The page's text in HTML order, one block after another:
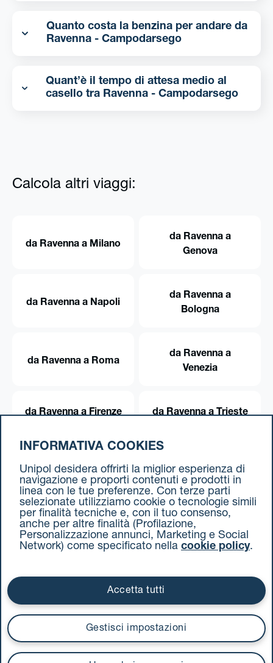
Quanto costa la benzina per andare da
Ravenna - Campodarsego
Quant’è il tempo di attesa medio al
casello tra Ravenna - Campodarsego
Calcola altri viaggi:
da Ravenna a Milano
da Ravenna a
Genova
da Ravenna a Napoli
da Ravenna a
Bologna
da Ravenna a Roma
da Ravenna a
Venezia
da Ravenna a Firenze da Ravenna a Trieste
Documenti contrattuali
Via Stalingrado 37 - 40128 Bologna
Tel 051 5077111 - Fax 051 375349
unipolmove@pec.unipol.it
C.F. 03506831209 e P. IVA 03740811207 R.E.A. 524585
INFORMATIVA COOKIES
Unipol desidera offrirti la miglior esperienza di
navigazione e proporti contenuti e prodotti in
linea con le tue preferenze. Con terze parti
selezionate utilizziamo cookie o tecnologie simili
per finalità tecniche e, con il tuo consenso,
anche per altre finalità (Profilazione,
Personalizzazione annunci, Marketing e Social
Network) come specificato nella cookie policy.
Gestisci impostazioni
Accetta tutti